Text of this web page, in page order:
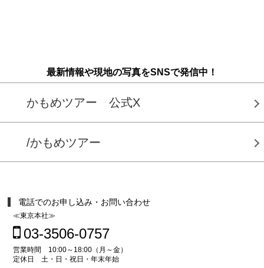
最新情報や現地の写真をSNSで発信中！
かもめツアー 公式X
/かもめツアー
電話でのお申し込み・お問い合わせ
≪東京本社≫
03-3506-0757
営業時間 10:00～18:00（月～金）
定休日 土・日・祝日・年末年始